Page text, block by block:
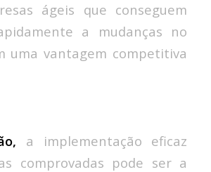
ágeis que conseguem
a mudanças no
uma vantagem competitiva
a implementação eficaz
comprovadas pode ser a